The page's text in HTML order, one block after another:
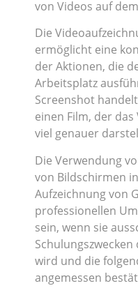
von Videos auf
Die
ermöglicht eine
der Aktionen, die
Arbeitsplatz
Screenshot
einen Film, der
viel genauer
Die Verwendung
von Bildschirmen
Aufzeichnung von
professionellen
sein, wenn sie
wird und die
angemessen